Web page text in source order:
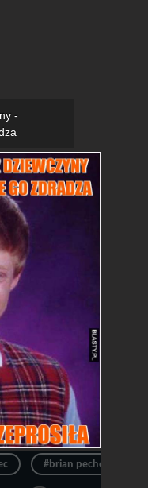
-
#brian pechowiec